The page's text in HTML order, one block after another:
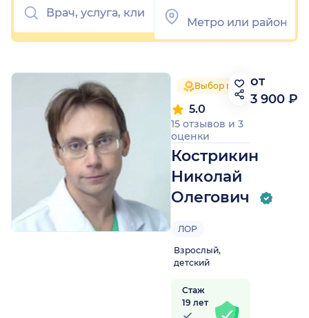
Выбор пациентов 2025
Кострикин
Николай
Олегович
5.0
15 отзывов и 3
оценки
ЛОР
Взрослый,
детский
Стаж
19 лет
от
3 900 ₽